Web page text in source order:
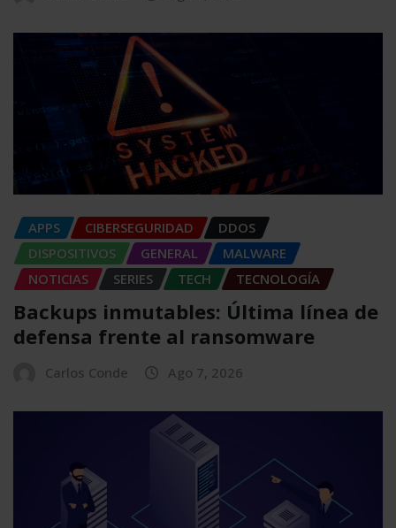
APPS CIBERSEGURIDAD
DDOS
DISPOSITIVOS
GENERAL
MALWARE
NOTICIAS
SERIES TECH TECNOLOGÍA
Backups inmutables: Última línea de
defensa frente al ransomware
Carlos Conde Ago 7, 2026